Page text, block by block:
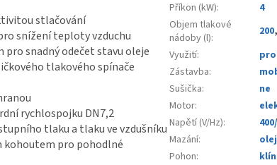
stlačování
snížení teploty vzduchu
snadný odečet stavu oleje
tlakového spínače
rychlospojku DN7,2
tlaku a tlaku ve vzdušníku
kohoutem pro pohodlné
Příkon (kW):
4
Objem tlakové
nádoby (l): 200,
Využití:
Zástavba:
Sušička:
ne
Motor:
Napětí (V/Hz):
Mazání:
Pohon: